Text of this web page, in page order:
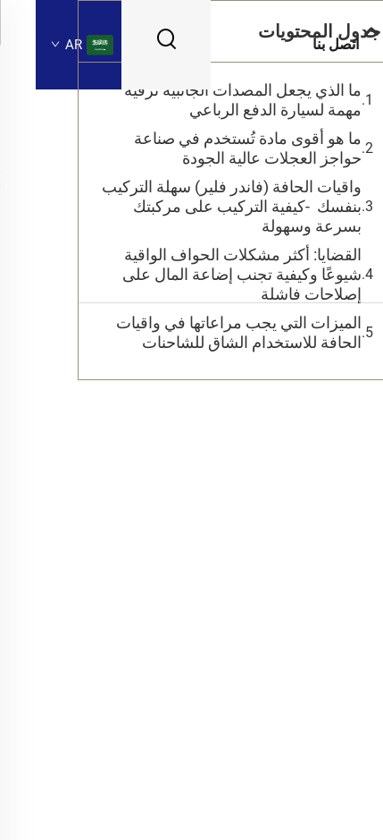
اتصل بنا AR
جدول المحتويات
ما الذي يجعل المصدات الجانبية ترقية
مهمة لسيارة الدفع الرباعي
ما هو أقوى مادة تُستخدم في صناعة
حواجز العجلات عالية الجودة
واقيات الحافة (فاندر فلير) سهلة التركيب
بنفسك -كيفية التركيب على مركبتك
بسرعة وسهولة
القضايا: أكثر مشكلات الحواف الواقية
شيوعًا وكيفية تجنب إضاعة المال على
إصلاحات فاشلة
الميزات التي يجب مراعاتها في واقيات
الحافة للاستخدام الشاق للشاحنات